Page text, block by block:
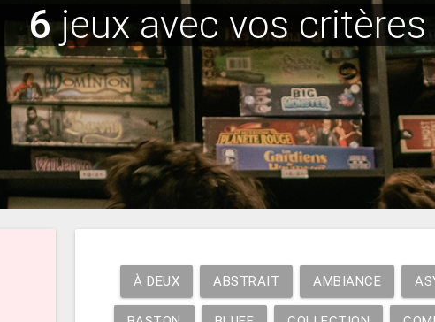
6jeux avec vos critères
À DEUX ABSTRAIT AMBIANCE